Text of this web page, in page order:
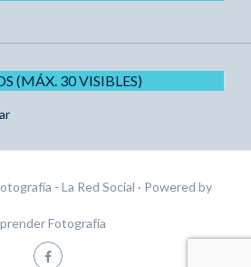
(MÁX. 30 VISIBLES)
- La Red Social · Powered by
Fotografía